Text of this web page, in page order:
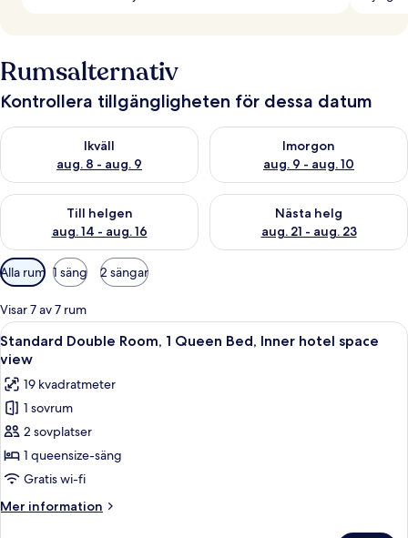
Rumsalternativ
Kontrollera tillgängligheten för dessa datum
Ikväll
aug. 8 - aug. 9
Kontrollera tillgängligheten för ikväll aug. 8 - aug. 9
Imorgon
aug. 9 - aug. 10
Kontrollera tillgängligheten
Till helgen
aug. 14 - aug. 16
Kontrollera tillgängligheten för den här helgen aug. 14 - aug.
Nästa helg
aug. 21 - aug. 23
Kontrollera tillgängligheten
Tillgängliga
filter
för
rum
Alla rum 1 säng 2 sängar
Visar 7 av 7 rum
Öppna
alla
foton
för
Standard
Double
Room,
1
Queen
Bed,
Ett hotellrum med en säng, två
4
Standard Double Room, 1 Queen Bed, Inner hotel space
view
19 kvadratmeter
1 sovrum
2 sovplatser
1 queensize-säng
Gratis wi-fi
Mer information
Mer